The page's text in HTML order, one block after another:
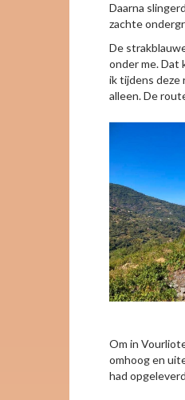
Daarna
zachte
De
onder me. Dat
ik tijdens deze
alleen. De
Om in
omhoog en
had